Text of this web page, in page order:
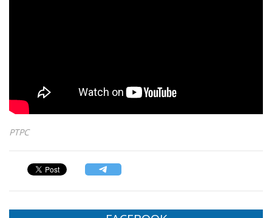
РТРС